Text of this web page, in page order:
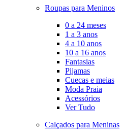
Roupas para Meninos
0 a 24 meses
1 a 3 anos
4 a 10 anos
10 a 16 anos
Fantasias
Pijamas
Cuecas e meias
Moda Praia
Acessórios
Ver Tudo
Calçados para Meninas